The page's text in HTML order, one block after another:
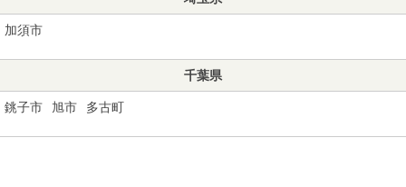
加須市
千葉県
銚子市 旭市 多古町